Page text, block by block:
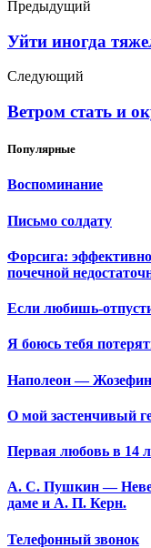
Предыдущий
Уйти иногда
Следующий
Ветром стать и
Популярные
Воспоминание
Письмо солдату
Форсига:
почечной
Если любишь-
Я боюсь тебя
Наполеон —
О мой застенчивый
Первая любовь в 14
А. С. Пушкин —
даме и А. П. Керн.
Телефонный звонок